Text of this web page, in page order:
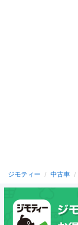
ジモティー 中古車